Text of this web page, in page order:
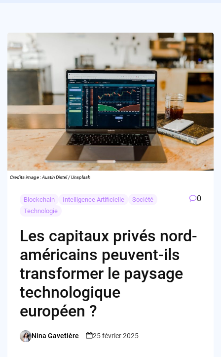
Credits image : Austin Distel / Unsplash
Blockchain Intelligence Artificielle
Société
Technologie
0
Les capitaux privés nord-
américains peuvent-ils
transformer le paysage
technologique
européen ?
Posted
Nina Gavetière 25 février 2025